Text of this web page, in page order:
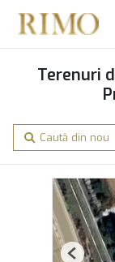
Terenuri
Caută din nou